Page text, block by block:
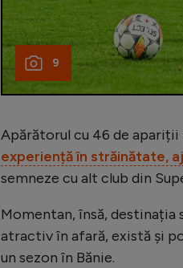
9
Apărătorul cu 46 de
experiență în străinătate,
semneze cu alt club din
Momentan, însă, destinația
atractiv în afară, există și
un sezon în Bănie.